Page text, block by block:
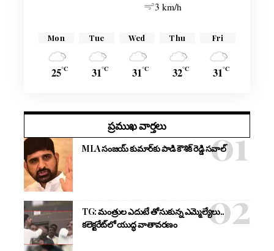
3 km/h
Mon
25°C
Tue
31°C
Wed
31°C
Thu
32°C
Fri
31°C
ప్రముఖ వార్తలు
MLA సంజయ్ కుమార్‌కు పాడి కౌశిక్ రెడ్డి సవాల్
TG: మంత్రుల ఎదుటే తోసుకున్న ఎమ్మెల్యేలు..
కలెక్టరేట్‌లో యుద్ధ వాతావరణం